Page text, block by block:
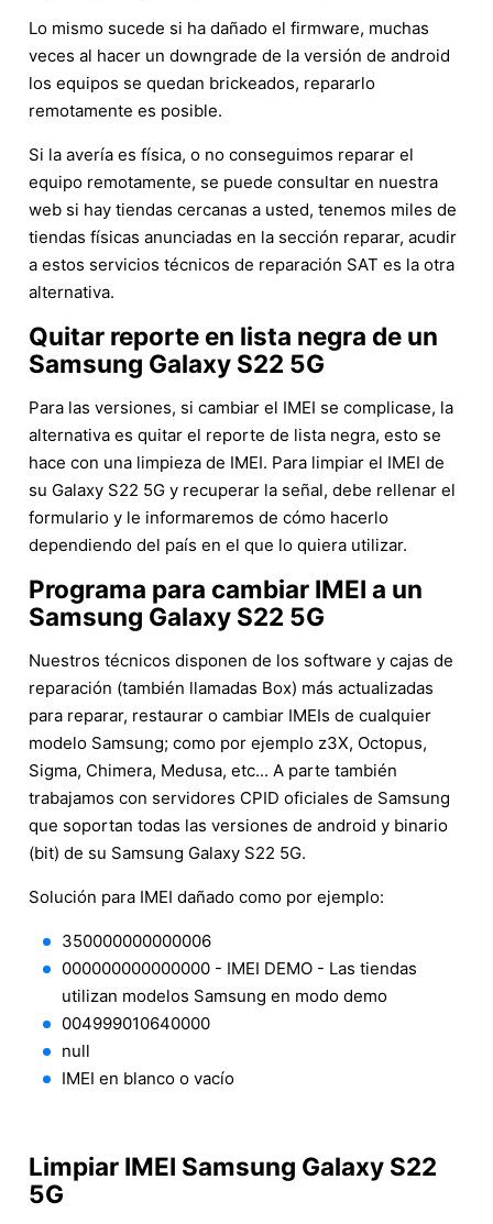
Lo mismo sucede si ha dañado el firmware, muchas
veces al hacer un downgrade de la versión de android
los equipos se quedan brickeados, repararlo
remotamente es posible.
Si la avería es física, o no conseguimos reparar el
equipo remotamente, se puede consultar en nuestra
web si hay tiendas cercanas a usted, tenemos miles de
tiendas físicas anunciadas en la sección reparar, acudir
a estos servicios técnicos de reparación SAT es la otra
alternativa.
Quitar reporte en lista negra de un
Samsung Galaxy S22 5G
Para las versiones, si cambiar el IMEI se complicase, la
alternativa es quitar el reporte de lista negra, esto se
hace con una limpieza de IMEI. Para limpiar el IMEI de
su Galaxy S22 5G y recuperar la señal, debe rellenar el
formulario y le informaremos de cómo hacerlo
dependiendo del país en el que lo quiera utilizar.
Programa para cambiar IMEI a un
Samsung Galaxy S22 5G
Nuestros técnicos disponen de los software y cajas de
reparación (también llamadas Box) más actualizadas
para reparar, restaurar o cambiar IMEIs de cualquier
modelo Samsung; como por ejemplo z3X, Octopus,
Sigma, Chimera, Medusa, etc... A parte también
trabajamos con servidores CPID oficiales de Samsung
que soportan todas las versiones de android y binario
(bit) de su Samsung Galaxy S22 5G.
Solución para IMEI dañado como por ejemplo:
350000000000006
000000000000000 - IMEI DEMO - Las tiendas
utilizan modelos Samsung en modo demo
004999010640000
null
IMEI en blanco o vacío
Limpiar IMEI Samsung Galaxy S22
5G